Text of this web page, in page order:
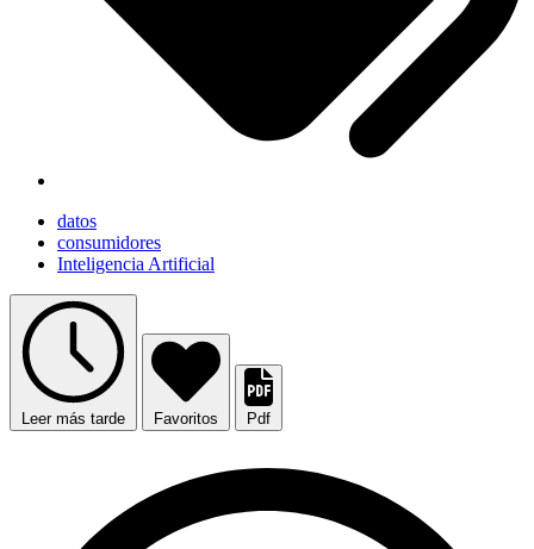
datos
consumidores
Inteligencia Artificial
Leer más tarde Favoritos Pdf